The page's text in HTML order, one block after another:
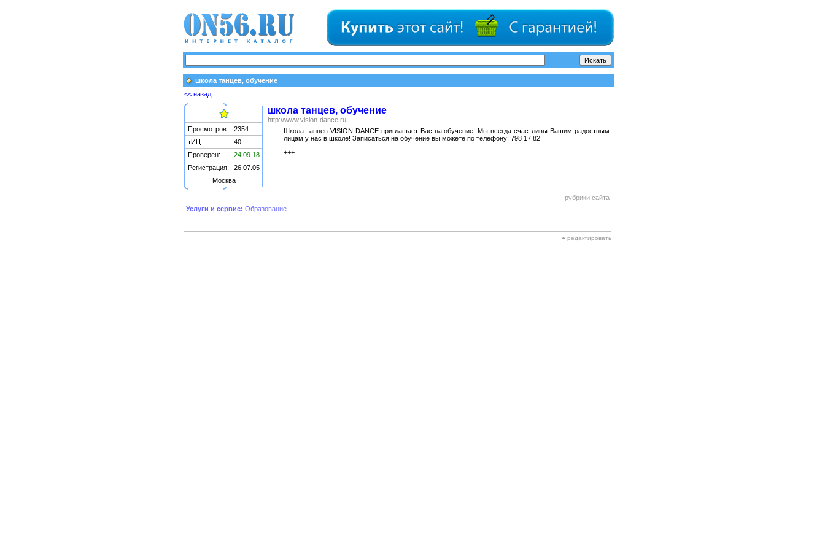
школа танцев, обучение
<< назад
Просмотров:
2354
тИЦ:
40
Проверен:
24.09.18
Регистрация:
26.07.05
Москва
школа танцев, обучение
http://www.vision-dance.ru
Школа танцев VISION-DANCE приглашает Вас на обучение! Мы всегда счастливы Вашим радостным
лицам у нас в школе! Записаться на обучение вы можете по телефону: 798 17 82
+++
рубрики сайта
Услуги и сервис: Образование
● редактировать